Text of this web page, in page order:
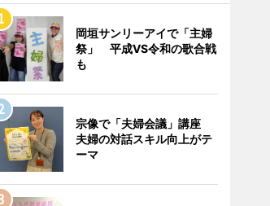
岡垣サンリーアイで「主婦
祭」 平成VS令和の歌合戦
も
宗像で「夫婦会議」講座
夫婦の対話スキル向上がテ
ーマ